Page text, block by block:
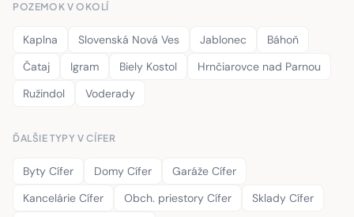
POZEMOK V OKOLÍ
Kaplna Slovenská Nová Ves Jablonec
Báhoň
Čataj
Igram Biely Kostol
Hrnčiarovce nad Parnou
Ružindol
Voderady
ĎALŠIE TYPY V CÍFER
Byty Cífer Domy Cífer
Garáže Cífer
Kancelárie Cífer
Obch. priestory Cífer
Sklady Cífer